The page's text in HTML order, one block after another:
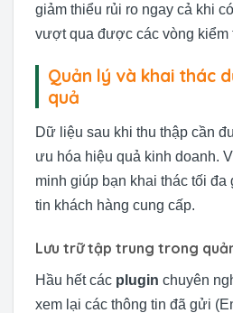
giảm thiểu rủi ro ngay cả khi
vượt qua được các vòng kiểm
Quản lý và khai thác
quả
Dữ liệu sau khi thu thập cần
ưu hóa hiệu quả kinh doanh.
minh giúp bạn khai thác tối
tin khách hàng cung cấp.
Lưu trữ tập trung trong
Hầu hết các plugin chuyên
xem lại các thông tin đã gửi